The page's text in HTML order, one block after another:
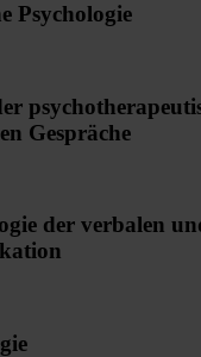
Psychologie
Gespräche
der verbalen